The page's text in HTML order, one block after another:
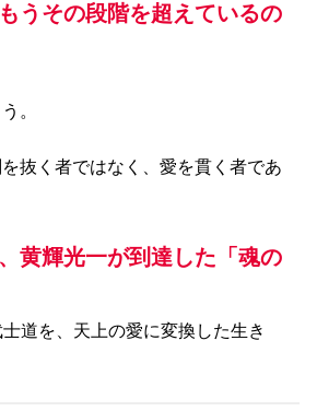
うその段階を超えているの
。
を抜く者ではなく、愛を貫く者であ
輝光一が到達した「魂の
道を、天上の愛に変換した生き